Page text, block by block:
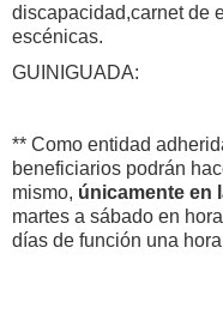
discapacidad,carnet de
escénicas.
GUINIGUADA:
** Como entidad
beneficiarios podrán
mismo, únicamente en
martes a sábado en
días de función una